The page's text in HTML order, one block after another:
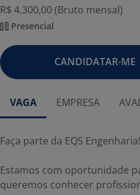
R$ 4.300,00 (Bruto mensal)
Presencial
CANDIDATAR-ME
VAGA EMPRESA
Faça parte da EQS Engenharia!
Estamos com oportunidade
queremos conhecer